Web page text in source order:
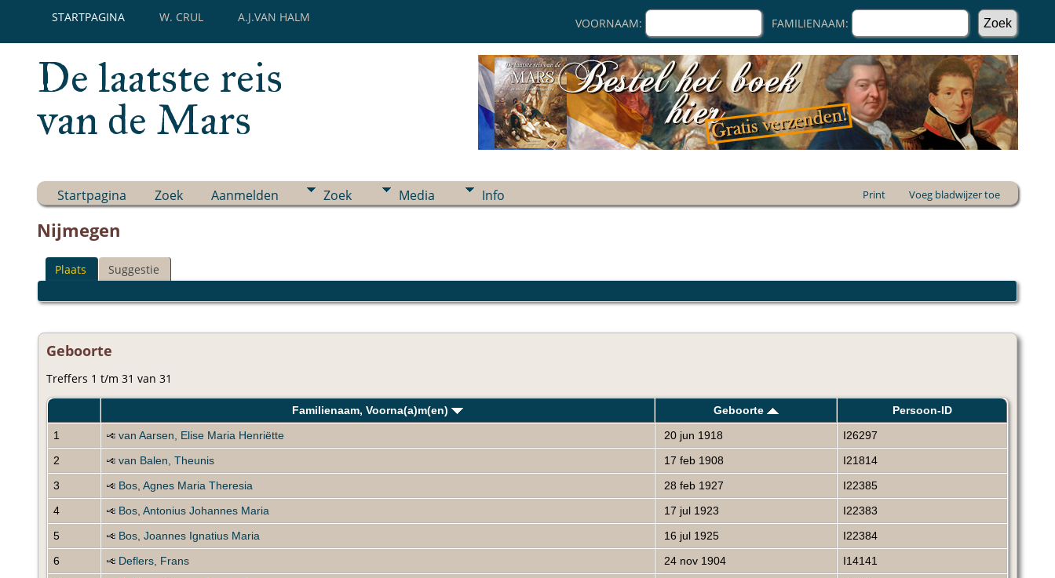
STARTPAGINA W. CRUL A.J.VAN HALM VOORNAAM: FAMILIENAAM:
De laatste reis
van de Mars
Startpagina Zoek Aanmelden Zoek Media Info Print Voeg bladwijzer toe
Nijmegen
Plaats Suggestie
Geboorte
Treffers 1 t/m 31 van 31
Familienaam, Voorna(a)m(en) Geboorte
Persoon-ID
1
van Aarsen, Elise Maria Henriëtte 20 jun 1918
I26297
2
van Balen, Theunis 17 feb 1908
I21814
3
Bos, Agnes Maria Theresia 28 feb 1927
I22385
4
Bos, Antonius Johannes Maria 17 jul 1923
I22383
5
Bos, Joannes Ignatius Maria 16 jul 1925
I22384
6
Deflers, Frans 24 nov 1904
I14141